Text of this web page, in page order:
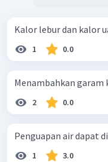
Kalor lebur dan kalor
1 0.0
Menambahkan garam
2 0.0
Penguapan air dapat
1 3.0